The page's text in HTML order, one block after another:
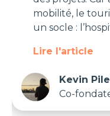
mobilité, le
un socle :
Lire l'article
Kevin
Co-